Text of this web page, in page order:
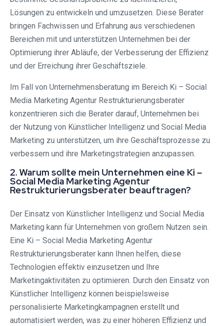
Lösungen zu entwickeln und umzusetzen. Diese Berater
bringen Fachwissen und Erfahrung aus verschiedenen
Bereichen mit und unterstützen Unternehmen bei der
Optimierung ihrer Abläufe, der Verbesserung der Effizienz
und der Erreichung ihrer Geschäftsziele.
Im Fall von Unternehmensberatung im Bereich Ki – Social
Media Marketing Agentur Restrukturierungsberater
konzentrieren sich die Berater darauf, Unternehmen bei
der Nutzung von Künstlicher Intelligenz und Social Media
Marketing zu unterstützen, um ihre Geschäftsprozesse zu
verbessern und ihre Marketingstrategien anzupassen.
2. Warum sollte mein Unternehmen eine Ki –
Social Media Marketing Agentur
Restrukturierungsberater beauftragen?
Der Einsatz von Künstlicher Intelligenz und Social Media
Marketing kann für Unternehmen von großem Nutzen sein.
Eine Ki – Social Media Marketing Agentur
Restrukturierungsberater kann Ihnen helfen, diese
Technologien effektiv einzusetzen und Ihre
Marketingaktivitäten zu optimieren. Durch den Einsatz von
Künstlicher Intelligenz können beispielsweise
personalisierte Marketingkampagnen erstellt und
automatisiert werden, was zu einer höheren Effizienz und